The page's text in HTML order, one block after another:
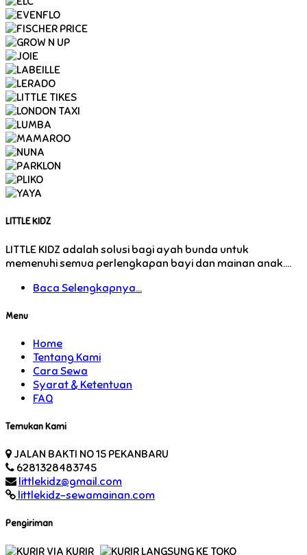
LITTLE KIDZ
LITTLE KIDZ adalah solusi bagi ayah bunda untuk
memenuhi semua perlengkapan bayi dan mainan anak....
Baca Selengkapnya...
Menu
Home
Tentang Kami
Cara Sewa
Syarat & Ketentuan
FAQ
Temukan Kami
JALAN BAKTI NO 15 PEKANBARU
6281328483745
littlekidz@gmail.com
littlekidz-sewamainan.com
Pengiriman
VIA KURIR LANGSUNG KE TOKO